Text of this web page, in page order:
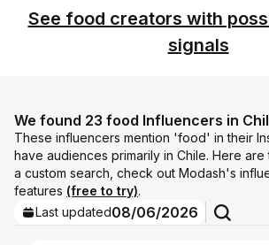
See food creators with
signals
We found 23 food Influencers in
These influencers mention 'food' in their
have audiences primarily in Chile. Here
a custom search, check out Modash's
features (free to try).
Last updated08/06/2026